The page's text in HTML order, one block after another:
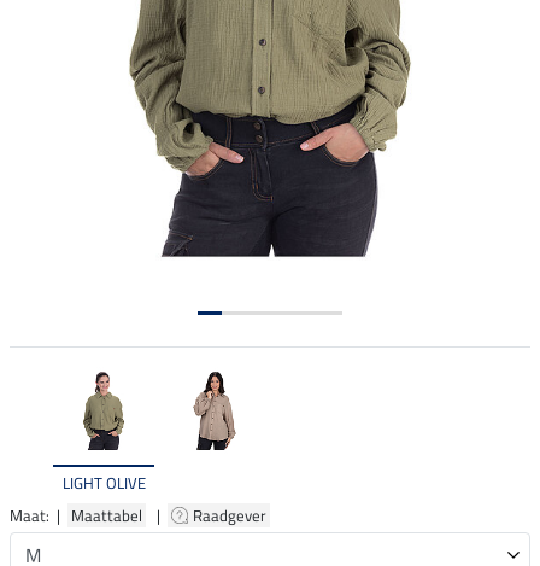
LIGHT OLIVE
Maat: | Maattabel | Raadgever